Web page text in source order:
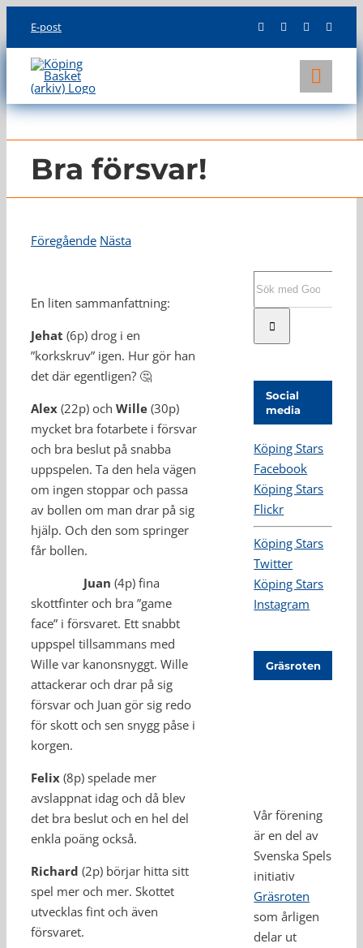
content
E-post
KLUBBEN
INFO
Bra försvar!
Föregående Nästa
bild
En liten sammanfattning:
Jehat (6p) drog i en
”korkskruv” igen. Hur gör han
det där egentligen? 🤔
Alex (22p) och Wille (30p)
mycket bra fotarbete i försvar
och bra beslut på snabba
uppspelen. Ta den hela vägen
om ingen stoppar och passa
av bollen om man drar på sig
hjälp. Och den som springer
får bollen.
Juan (4p) fina
skottfinter och bra ”game
face” i försvaret. Ett snabbt
uppspel tillsammans med
Wille var kanonsnyggt. Wille
attackerar och drar på sig
försvar och Juan gör sig redo
för skott och sen snygg påse i
korgen.
Felix (8p) spelade mer
avslappnat idag och då blev
det bra beslut och en hel del
enkla poäng också.
Richard (2p) börjar hitta sitt
spel mer och mer. Skottet
utvecklas fint och även
försvaret.
Social
media
Köping Stars
Facebook
Köping Stars
Flickr
Köping Stars
Twitter
Köping Stars
Instagram
Gräsroten
Vår förening
är en del av
Svenska Spels
initiativ
Gräsroten
som årligen
delar ut